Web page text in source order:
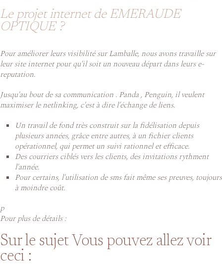
Le projet internet de EMERAUDE
OPTIQUE ?
Pour améliorer leurs visibilité sur Lamballe, nous avons travaille sur
leur site internet pour qu'il soit un nouveau départ dans leurs e-
reputation.
Jusqu'au bout de sa communication . Panda , Penguin, il veulent
maximiser le netlinking, c'est à dire l’échange de liens.
Un travail de fond très construit sur la fidélisation depuis
plusieurs années, grâce entre autres, à un fichier clients
opérationnel, qui permet un suivi rationnel et efficace.
Des courriers ciblés vers les clients, des invitations rythment
l'année.
Pour certains, l'utilisation de sms fait même ses preuves, toujours
à moindre coût.
p
Pour plus de détails :
Sur le sujet Vous pouvez allez voir
ceci :